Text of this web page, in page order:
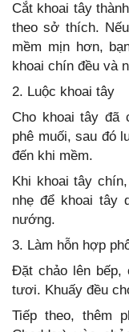
Cắt khoai tây
theo sở thích.
mềm mịn hơn,
khoai chín đều và
2. Luộc khoai tây
Cho khoai tây đã
phê muối, sau đó
đến khi mềm.
Khi khoai tây
nhẹ để khoai tây
nướng.
3. Làm hỗn hợp
Đặt chảo lên bếp,
tươi. Khuấy đều
Tiếp theo, thêm